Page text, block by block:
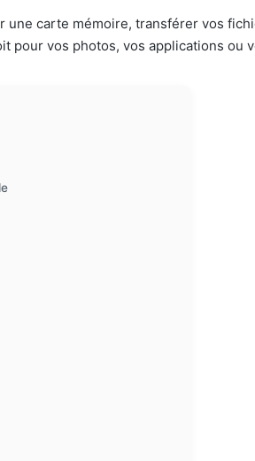
carte mémoire, transférer vos
pour vos photos, vos applications ou